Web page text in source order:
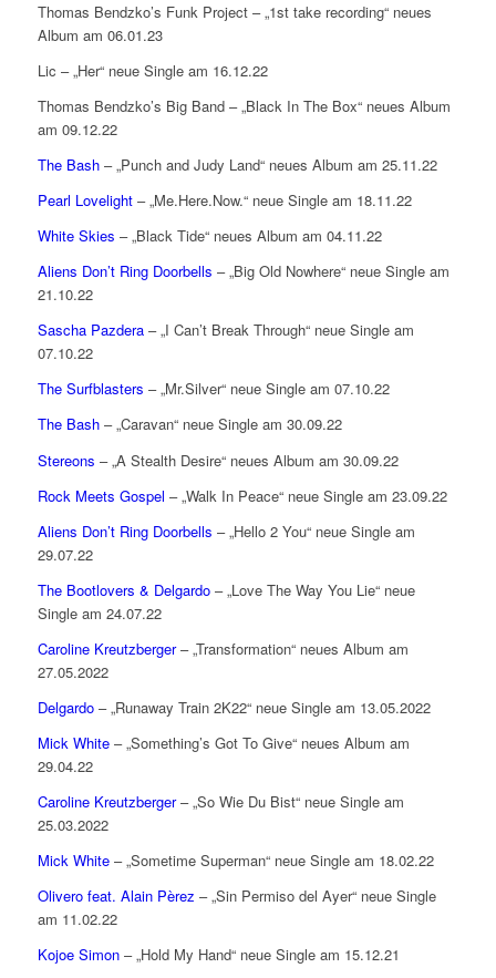
Thomas Bendzko’s Funk Project – „1st take recording“ neues
Album am 06.01.23
Lic – „Her“ neue Single am 16.12.22
Thomas Bendzko’s Big Band – „Black In The Box“ neues Album
am 09.12.22
The Bash– „Punch and Judy Land“ neues Album am 25.11.22
Pearl Lovelight– „Me.Here.Now.“ neue Single am 18.11.22
White Skies – „Black Tide“ neues Album am 04.11.22
Aliens Don’t Ring Doorbells – „Big Old Nowhere“ neue Single am
21.10.22
Sascha Pazdera– „I Can’t Break Through“ neue Single am
07.10.22
The Surfblasters – „Mr.Silver“ neue Single am 07.10.22
The Bash– „Caravan“ neue Single am 30.09.22
Stereons – „A Stealth Desire“ neues Album am 30.09.22
Rock Meets Gospel – „Walk In Peace“ neue Single am 23.09.22
Aliens Don’t Ring Doorbells – „Hello 2 You“ neue Single am
29.07.22
The Bootlovers & Delgardo– „Love The Way You Lie“ neue
Single am 24.07.22
Caroline Kreutzberger– „Transformation“ neues Album am
27.05.2022
Delgardo– „Runaway Train 2K22“ neue Single am 13.05.2022
Mick White– „Something’s Got To Give“ neues Album am
29.04.22
Caroline Kreutzberger– „So Wie Du Bist“ neue Single am
25.03.2022
Mick White– „Sometime Superman“ neue Single am 18.02.22
Olivero feat. Alain Pèrez – „Sin Permiso del Ayer“ neue Single
am 11.02.22
Kojoe Simon– „Hold My Hand“ neue Single am 15.12.21